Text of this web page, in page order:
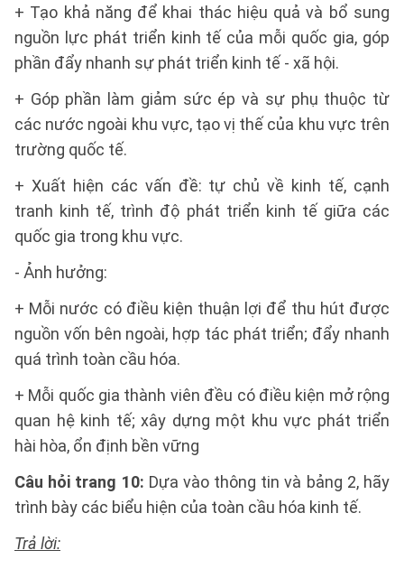
+ Tạo khả năng để khai thác hiệu quả và bổ sung
nguồn lực phát triển kinh tế của mỗi quốc gia, góp
phần đẩy nhanh sự phát triển kinh tế - xã hội.
+ Góp phần làm giảm sức ép và sự phụ thuộc từ
các nước ngoài khu vực, tạo vị thế của khu vực trên
trường quốc tế.
+ Xuất hiện các vấn đề: tự chủ về kinh tế, cạnh
tranh kinh tế, trình độ phát triển kinh tế giữa các
quốc gia trong khu vực.
- Ảnh hưởng:
+ Mỗi nước có điều kiện thuận lợi để thu hút được
nguồn vốn bên ngoài, hợp tác phát triển; đẩy nhanh
quá trình toàn cầu hóa.
+ Mỗi quốc gia thành viên đều có điều kiện mở rộng
quan hệ kinh tế; xây dựng một khu vực phát triển
hài hòa, ổn định bền vững
Câu hỏi trang 10: Dựa vào thông tin và bảng 2, hãy
trình bày các biểu hiện của toàn cầu hóa kinh tế.
Trả lời: